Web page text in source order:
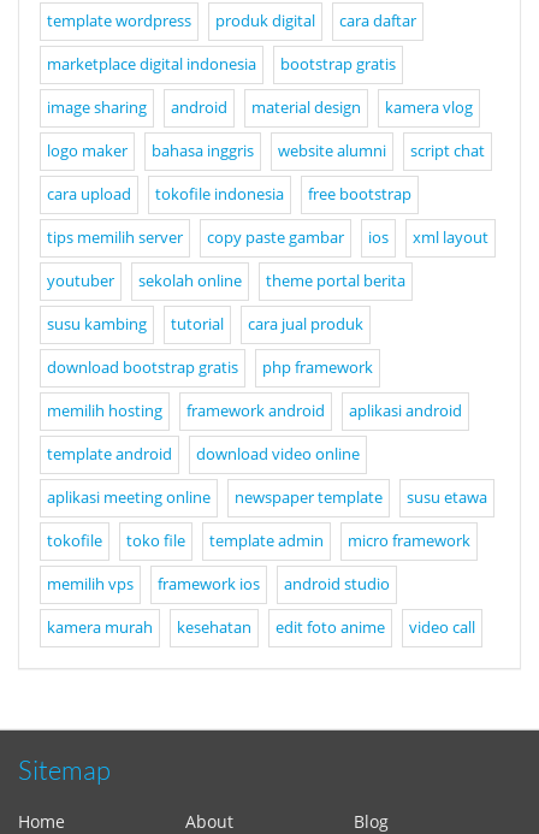
template wordpress produk digital cara daftar
marketplace digital indonesia bootstrap gratis
image sharing android material design kamera vlog
logo maker bahasa inggris website alumni script chat
cara upload tokofile indonesia free bootstrap
tips memilih server copy paste gambar ios xml layout
youtuber sekolah online theme portal berita
susu kambing tutorial cara jual produk
download bootstrap gratis php framework
memilih hosting framework android aplikasi android
template android download video online
aplikasi meeting online newspaper template susu etawa
tokofile toko file template admin micro framework
memilih vps framework ios android studio
kamera murah kesehatan edit foto anime video call
Sitemap
Home About
Blog